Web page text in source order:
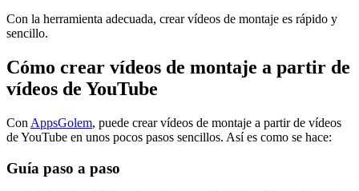
Con la herramienta adecuada, crear vídeos de montaje es rápido y
sencillo.
Cómo crear vídeos de montaje a partir de
vídeos de YouTube
Con AppsGolem, puede crear vídeos de montaje a partir de vídeos
de YouTube en unos pocos pasos sencillos. Así es como se hace:
Guía paso a paso